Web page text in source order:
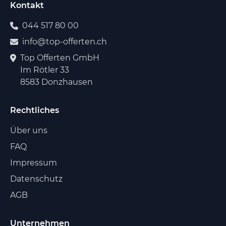
Kontakt
044 517 80 00
info@top-offerten.ch
Top Offerten GmbH
Im Rötler 33
8583 Donzhausen
Rechtliches
Über uns
FAQ
Impressum
Datenschutz
AGB
Unternehmen